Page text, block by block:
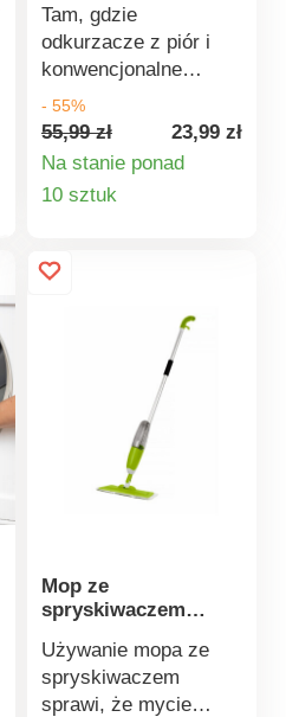
Tam, gdzie
odkurzacze z piór i
konwencjonalne
odkurzacze zawodzą,
elastyczny odkurzacz
jest
bezkonkurencyjny: w
rogach i szczelinach,
grzejnikami i nie tylko.
Wyjątkowo płaska,
przyjemnie lekka i
Magicznie przyciąga i
zatrzymuje kurz,
kłaczki i włosy. Może
być używana na
mokro lub sucho.
PP/poliester, 80 x 14 x
Idealna do trudno
dostępnych miejsc
Bez włosów +
antystatyczna Nie
przyciąga kurzu
- 55%
55,99 zł
23,99 zł
Na stanie ponad
10 sztuk
Mop ze
spryskiwaczem
Używanie mopa ze
spryskiwaczem
sprawi, że mycie